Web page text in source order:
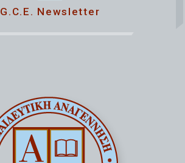
G.C.E. Newsletter